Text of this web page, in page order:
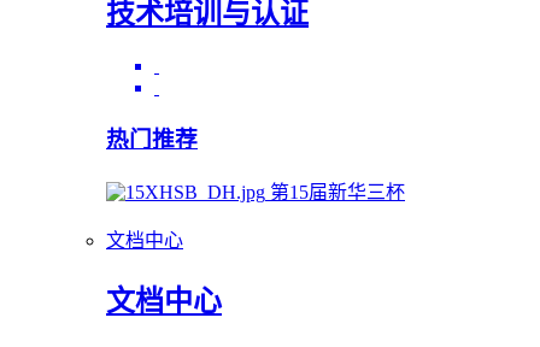
技术培训与认证
热门推荐
第15届新华三杯
文档中心
文档中心